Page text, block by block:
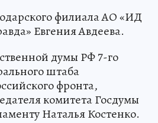
филиала АО «ИД
Евгения Авдеева.
думы РФ 7-го
штаба
фронта,
комитета Госдумы
Наталья Костенко.